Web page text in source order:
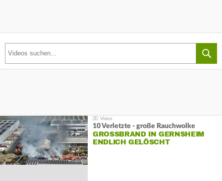
10 Verletzte - große Rauchwolke
GROSSBRAND IN GERNSHEIM E
NDLICH GELÖSCHT